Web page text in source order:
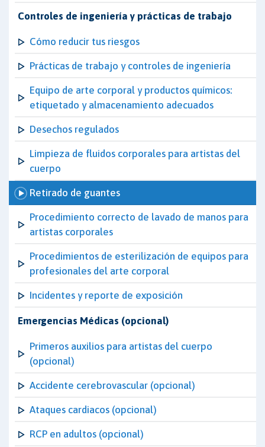
Controles de ingeniería y prácticas de trabajo
Cómo reducir tus riesgos
Prácticas de trabajo y controles de ingeniería
Equipo de arte corporal y productos químicos:
etiquetado y almacenamiento adecuados
Desechos regulados
Limpieza de fluidos corporales para artistas del
cuerpo
Retirado de guantes
Procedimiento correcto de lavado de manos para
artistas corporales
Procedimientos de esterilización de equipos para
profesionales del arte corporal
Incidentes y reporte de exposición
Emergencias Médicas (opcional)
Primeros auxilios para artistas del cuerpo
(opcional)
Accidente cerebrovascular (opcional)
Ataques cardiacos (opcional)
RCP en adultos (opcional)